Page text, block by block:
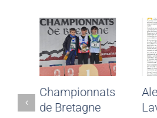
1/2 France de
cross, Evreux,
de